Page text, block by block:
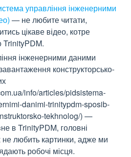
управління інженерними
— не любите читати,
цікаве відео, котре
TrinityPDM.
інженерними даними
конструкторсько-
info/articles/pidsistema-
danimi-trinitypdm-sposib-
tekhnolog/) —
в TrinityPDM, головні
не любить картинки, адже ми
робочі місця.